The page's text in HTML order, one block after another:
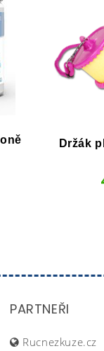
Držák
PARTNEŘI
Rucnezkuze.cz